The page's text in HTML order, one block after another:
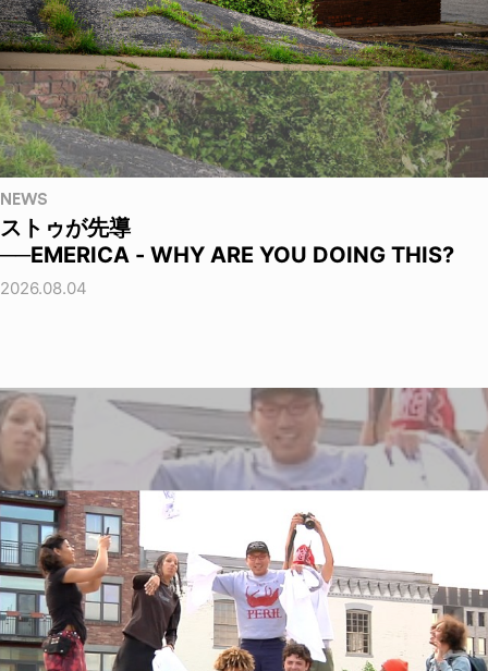
NEWS
ストゥが先導
──EMERICA - WHY ARE YOU DOING THIS?
2026.08.04